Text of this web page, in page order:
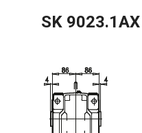
SK 9023.1AX